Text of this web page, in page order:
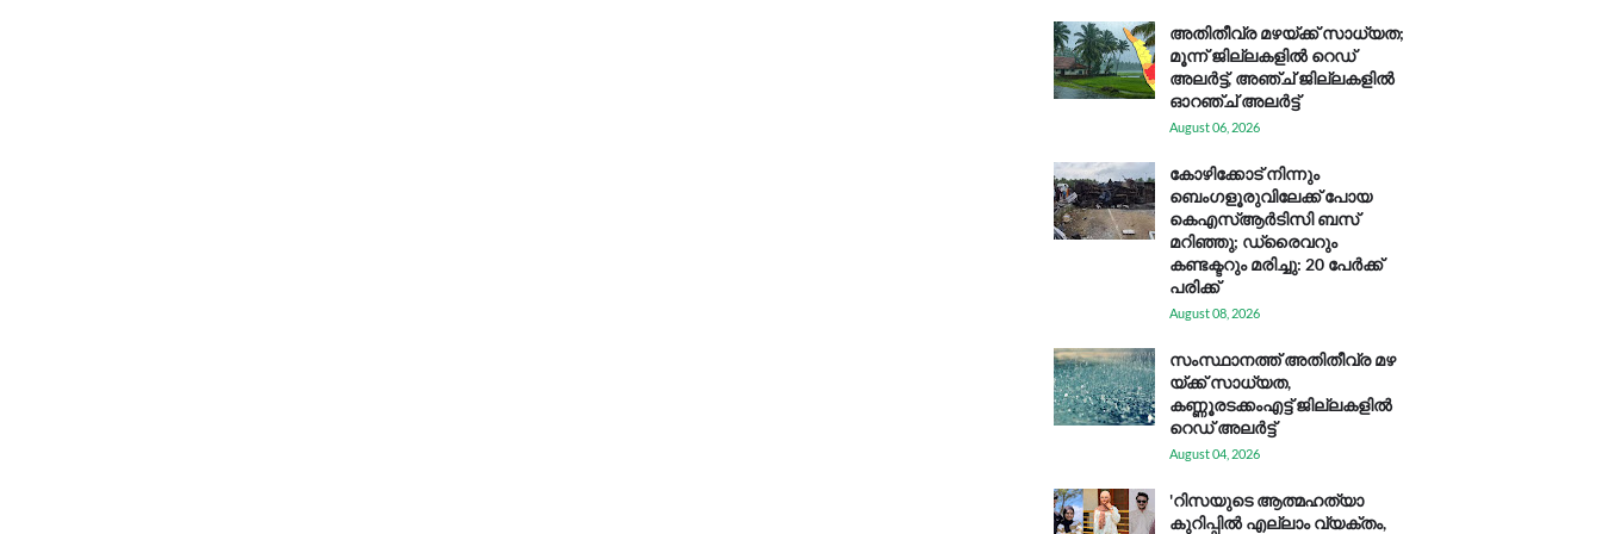
അതിതീവ്ര മഴയ്ക്ക് സാധ്യത;
മൂന്ന് ജില്ലകളിൽ റെഡ്
അലർട്ട്, അഞ്ച് ജില്ലകളിൽ
ഓറഞ്ച് അലർട്ട്
August 06, 2026
കോഴിക്കോട് നിന്നും
ബെംഗളൂരുവിലേക്ക് പോയ
കെഎസ്ആര്‍ടിസി ബസ്
മറിഞ്ഞു; ഡ്രൈവറും
കണ്ടക്ടറും മരിച്ചു: 20 പേര്‍ക്ക്
പരിക്ക്
August 08, 2026
സം​സ്ഥാ​ന​ത്ത് അ​തി​തീ​വ്ര മ​ഴ​
യ്ക്ക് സാ​ധ്യ​ത,
കണ്ണൂരടക്കംഎ​ട്ട് ജി​ല്ല​ക​ളി​ൽ
റെ​ഡ് അ​ലർ​ട്ട്
August 04, 2026
'റിസയുടെ ആത്മഹത്യാ
കുറിപ്പിൽ എല്ലാം വ്യക്തം,